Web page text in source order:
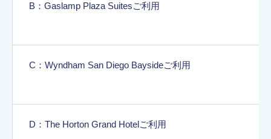
B：Gaslamp Plaza Suitesご利用
C：Wyndham San Diego Baysideご利用
D：The Horton Grand Hotelご利用